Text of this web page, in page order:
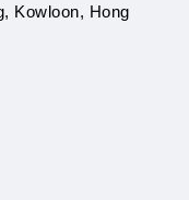
Kowloon, Hong